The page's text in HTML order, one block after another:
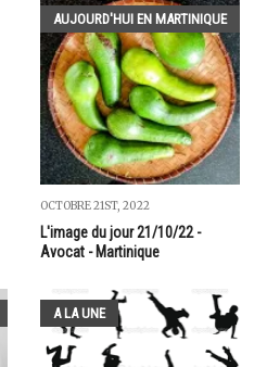
AUJOURD'HUI EN MARTINIQUE
OCTOBRE 21ST, 2022
L'image du jour 21/10/22 -
Avocat - Martinique
A LA UNE